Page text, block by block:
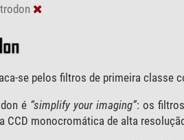
se pelos filtros de primeira classe
é “simplify your imaging”: os
CCD monocromática de alta